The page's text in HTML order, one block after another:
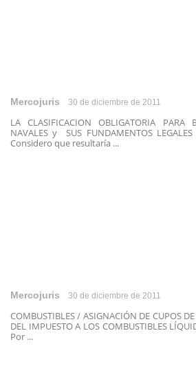
Mercojuris 30 de diciembre de 2011
LA CLASIFICACION OBLIGATORIA PARA
NAVALES y SUS FUNDAMENTOS
Considero que resultaría ...
Mercojuris 30 de diciembre de 2011
COMBUSTIBLES / ASIGNACIÓN DE CUPOS
DEL IMPUESTO A LOS COMBUSTIBLES
Por ...